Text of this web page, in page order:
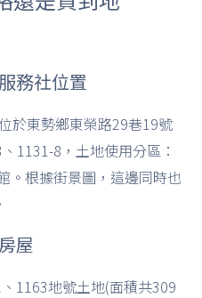
務社位置
東勢鄉東榮路29巷19號
1131-8，土地使用分區：
。根據街景圖，這邊同時也
屋
1163地號土地(面積共309